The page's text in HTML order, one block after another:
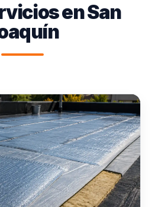
en San